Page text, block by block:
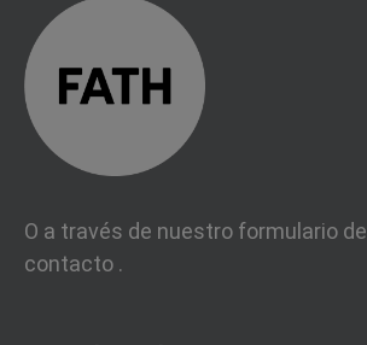
O a través de nuestro formulario de
contacto .